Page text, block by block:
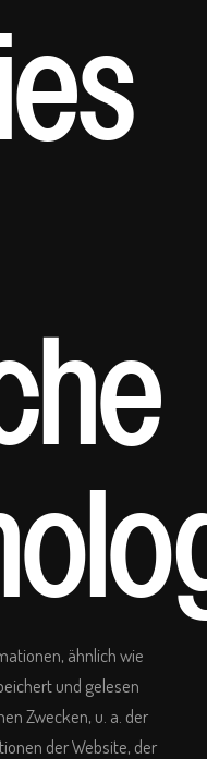
ähnlich wie
und gelesen
Zwecken, u. a. der
der Website, der